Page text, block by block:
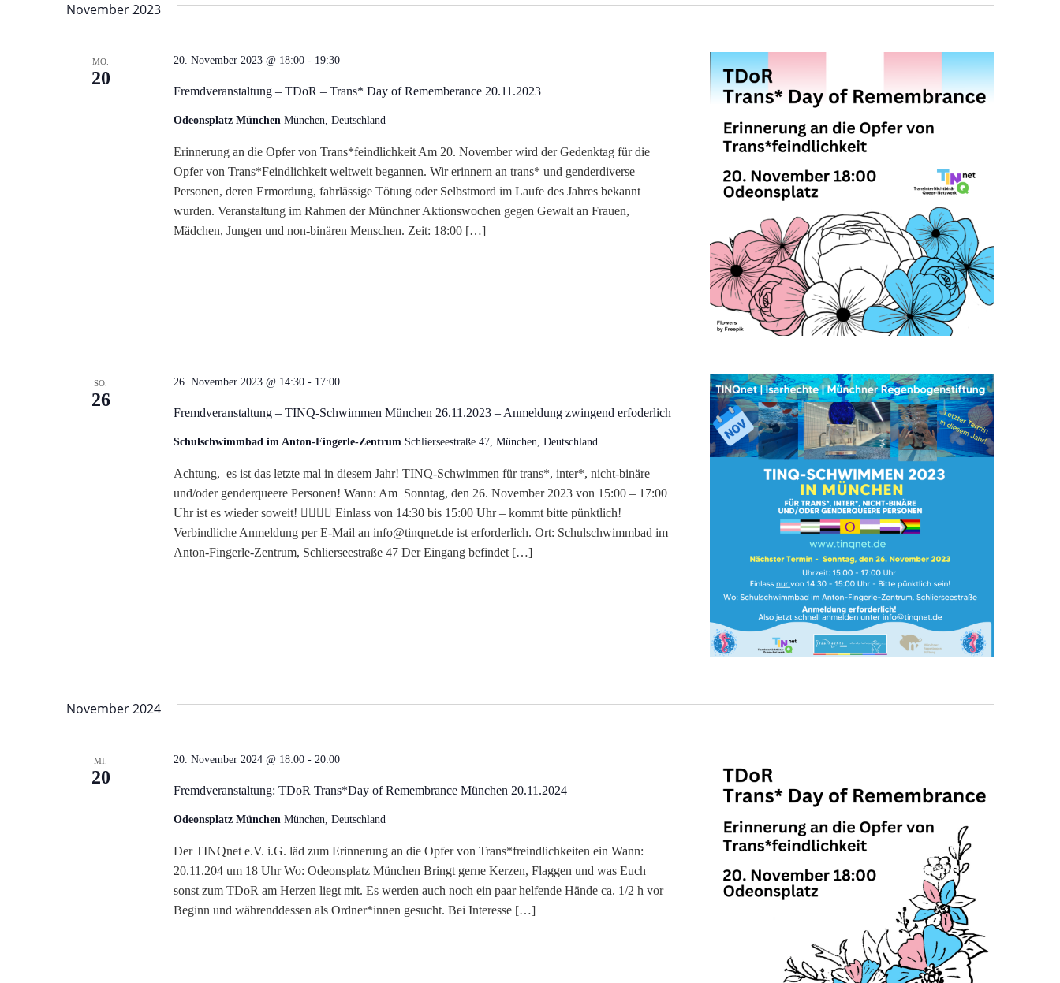
November 2023
MO.
20
Fremdveranstaltung – TDoR – Trans* Day of Rememberance 20.11.2023
20. November 2023 @ 18:00- 19:30
Odeonsplatz München München, Deutschland
Erinnerung an die Opfer von Trans*feindlichkeit Am 20. November wird der Gedenktag für die
Opfer von Trans*Feindlichkeit weltweit begannen. Wir erinnern an trans* und genderdiverse
Personen, deren Ermordung, fahrlässige Tötung oder Selbstmord im Laufe des Jahres bekannt
wurden. Veranstaltung im Rahmen der Münchner Aktionswochen gegen Gewalt an Frauen,
Mädchen, Jungen und non-binären Menschen. Zeit: 18:00 […]
SO.
26
Fremdveranstaltung – TINQ-Schwimmen München 26.11.2023 – Anmeldung zwingend erfoderlich
26. November 2023 @ 14:30- 17:00
Schulschwimmbad im Anton-Fingerle-Zentrum Schlierseestraße 47, München, Deutschland
Achtung, es ist das letzte mal in diesem Jahr! TINQ-Schwimmen für trans*, inter*, nicht-binäre
und/oder genderqueere Personen! Wann: Am Sonntag, den 26. November 2023 von 15:00 – 17:00
Uhr ist es wieder soweit! 🏊‍♀️🏊‍♂️ Einlass von 14:30 bis 15:00 Uhr – kommt bitte pünktlich!
Verbindliche Anmeldung per E-Mail an info@tinqnet.de ist erforderlich. Ort: Schulschwimmbad im
Anton-Fingerle-Zentrum, Schlierseestraße 47 Der Eingang befindet […]
November 2024
MI.
20
Fremdveranstaltung: TDoR Trans*Day of Remembrance München 20.11.2024
20. November 2024 @ 18:00- 20:00
Odeonsplatz München München, Deutschland
Der TINQnet e.V. i.G. läd zum Erinnerung an die Opfer von Trans*freindlichkeiten ein Wann:
20.11.204 um 18 Uhr Wo: Odeonsplatz München Bringt gerne Kerzen, Flaggen und was Euch
sonst zum TDoR am Herzen liegt mit. Es werden auch noch ein paar helfende Hände ca. 1/2 h vor
Beginn und währenddessen als Ordner*innen gesucht. Bei Interesse […]